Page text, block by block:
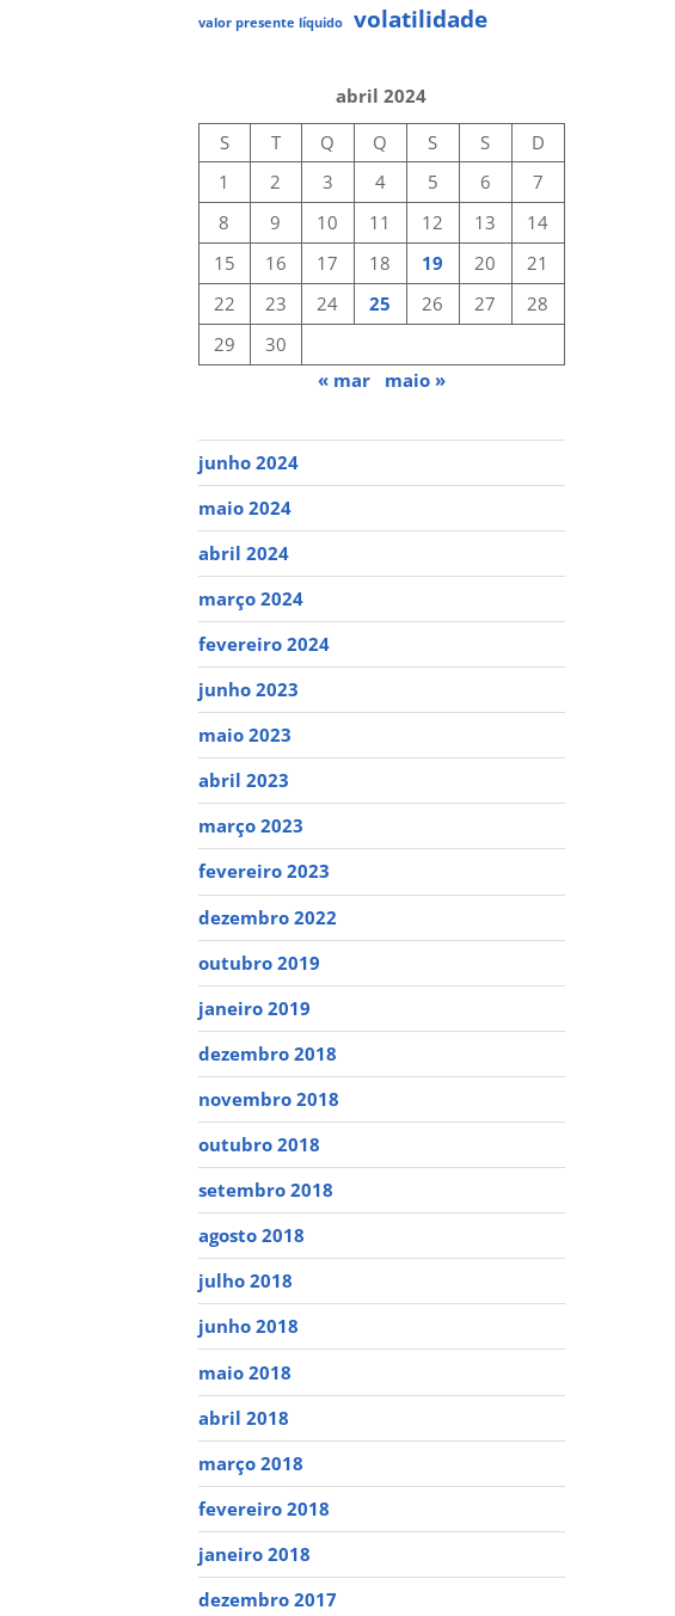
valor presente líquido
volatilidade
abril 2024
S
T Q Q S S
D
1
2 3 4 5 6
7
8
9 10 11 12 13
14
15
16 17 18 19 20
21
22
23 24 25 26 27
28
29
30
« mar
maio »
junho 2024
maio 2024
abril 2024
março 2024
fevereiro 2024
junho 2023
maio 2023
abril 2023
março 2023
fevereiro 2023
dezembro 2022
outubro 2019
janeiro 2019
dezembro 2018
novembro 2018
outubro 2018
setembro 2018
agosto 2018
julho 2018
junho 2018
maio 2018
abril 2018
março 2018
fevereiro 2018
janeiro 2018
dezembro 2017